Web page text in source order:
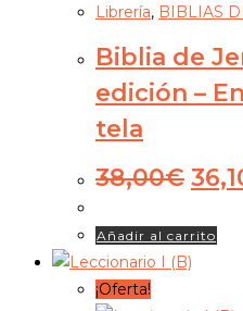
Librería, BIBLIAS
Biblia de
edición –
tela
38,00€
Añadir al carrito
¡Oferta!